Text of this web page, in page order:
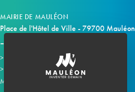
MAIRIE DE MAULÉON
Place de l'Hôtel de Ville - 79700 Mauléon
Horaires d'ouverture
Contacter la mairie
Mauléon sur les réseaux :